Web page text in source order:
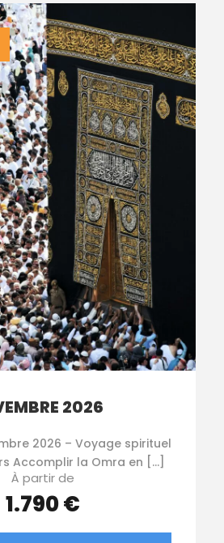
2026
2026 – Voyage spirituel
Accomplir la Omra en […]
À partir de
1.790 €